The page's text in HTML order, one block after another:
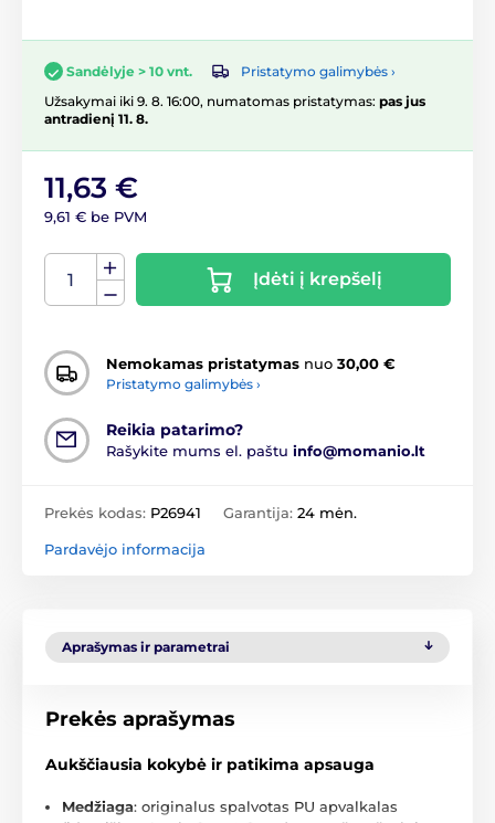
Sandėlyje > 10 vnt.
Pristatymo galimybės ›
Užsakymai iki 9. 8. 16:00, numatomas pristatymas: pas jus
antradienį 11. 8.
11,63 €
9,61 € be PVM
Įdėti į krepšelį
Nemokamas pristatymas nuo 30,00 €
Pristatymo galimybės ›
Reikia patarimo?
Rašykite mums el. paštu info@momanio.lt
Prekės kodas: P26941 Garantija: 24 mėn.
Pardavėjo informacija
Aprašymas ir parametrai
Prekės aprašymas
Aukščiausia kokybė ir patikima apsauga
Medžiaga: originalus spalvotas PU apvalkalas